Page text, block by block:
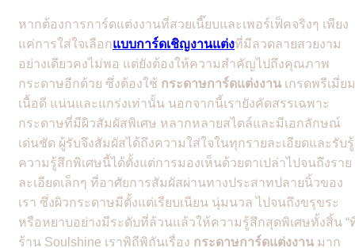
หากต้องการการ์ดแต่งงานที่สวยเนี๊ยบและเพอร์เฟ็คจริงๆ เพียง
แค่การใส่ใจเลือกแบบการ์ดเชิญงานแต่งที่มีลวดลายสวยงาม
อย่างเดียวคงไม่พอ แต่ยังต้องให้ความสำคัญไปถึงคุณภาพ
กระดาษอีกด้วย ซึ่งต้องใช้ กระดาษการ์ดแต่งงาน เกรดพรีเมี่ยม
เนื้อดี แน่นและแกร่งเท่านั้น นอกจากนี้เรายังคัดสรรเฉพาะ
กระดาษที่มีผิวสัมผัสพิเศษ หลากหลายสไตล์และมีเอกลักษณ์
เด่นชัด ผู้รับจึงสัมผัสได้ถึงความใส่ใจในทุกรายละเอียดและรับรู้
ความรู้สึกพิเศษนี้ได้ตั้งแต่การมองเห็นด้วยตาเปล่าไปจนถึงราย
ละเอียดเล็กๆ ที่อาศัยการสัมผัสผ่านทางประสาทปลายนิ้วของ
เรา ซึ่งผิวกระดาษมีตั้งแต่เรียบเนียน นุ่มนวล ไปจนถึงขรุขระ
หรือหยาบอย่างมีระดับที่ล้วนแล้วให้ความรู้สึกสุดพิเศษทั้งสิ้น “
ร้าน Soulshine เราพิถีพิถันเรื่อง กระดาษการ์ดแต่งงาน มาก